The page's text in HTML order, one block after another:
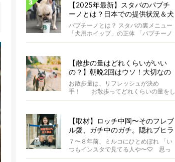
【2025年最新】スタバのパプチ
ーノとは？日本での提供状況＆犬
同伴OK店舗一覧も紹介！
パプチーノとは？ スタバの裏メニュー
「犬用ホイップ」の正体 「パプチーノ
（Puppuccino）」とは、紙コッ...
【散歩の量はどれくらいがいい
の？】朝晩2回はウソ！大切なの
は運動量より「リフレッシュ」〜
お散歩にまつわる疑問FAQつき〜
お散歩量は、リフレッシュが決め
手！ お散歩ってどれくらいの量をし
たらいいのか迷いませんか？ よ...
【取材】ロッチ中岡〜そのフレブ
ル愛、ガチ中のガチ。隠れブヒラ
バーが語る、細かすぎる魅力と
は〜【前編】
７〜８年前、ミルコにひとめぼれ 「い
つもインスタで見てる人や〜♡ 思っ
てたより小さいなー」nicoを見た瞬